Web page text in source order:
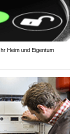
Heim und Eigentum